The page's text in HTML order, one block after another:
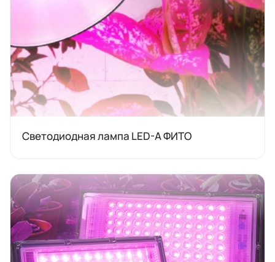
Светодиодная лампа LED-A ФИТО